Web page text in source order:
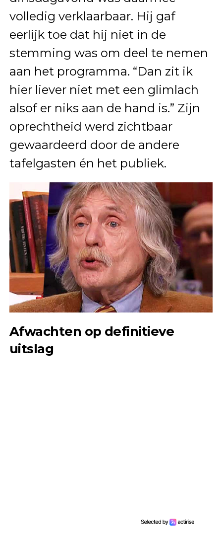
volledig verklaarbaar. Hij gaf
eerlijk toe dat hij niet in de
stemming was om deel te nemen
aan het programma. “Dan zit ik
hier liever niet met een glimlach
alsof er niks aan de hand is.” Zijn
oprechtheid werd zichtbaar
gewaardeerd door de andere
tafelgasten én het publiek.
Afwachten op definitieve
uitslag